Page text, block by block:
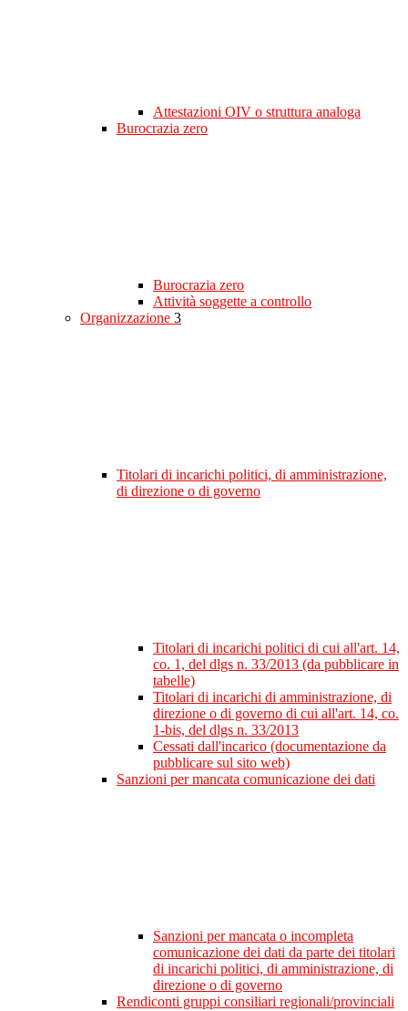
Attestazioni OIV o struttura analoga
Burocrazia zero
Burocrazia zero
Attività soggette a controllo
Organizzazione 3
Titolari di incarichi politici, di amministrazione,
di direzione o di governo
Titolari di incarichi politici di cui all'art. 14,
co. 1, del dlgs n. 33/2013 (da pubblicare in
tabelle)
Titolari di incarichi di amministrazione, di
direzione o di governo di cui all'art. 14, co.
1-bis, del dlgs n. 33/2013
Cessati dall'incarico (documentazione da
pubblicare sul sito web)
Sanzioni per mancata comunicazione dei dati
Sanzioni per mancata o incompleta
comunicazione dei dati da parte dei titolari
di incarichi politici, di amministrazione, di
direzione o di governo
Rendiconti gruppi consiliari regionali/provinciali